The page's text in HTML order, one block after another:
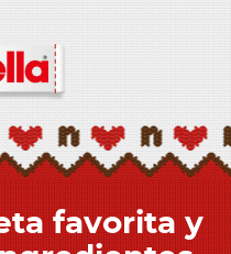
favorita y